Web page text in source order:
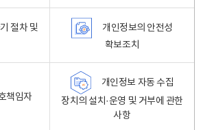
절차 및
개인정보의 안전성
확보조치
책임자
개인정보 자동 수집
장치의 설치·운영 및 거부에 관한
사항